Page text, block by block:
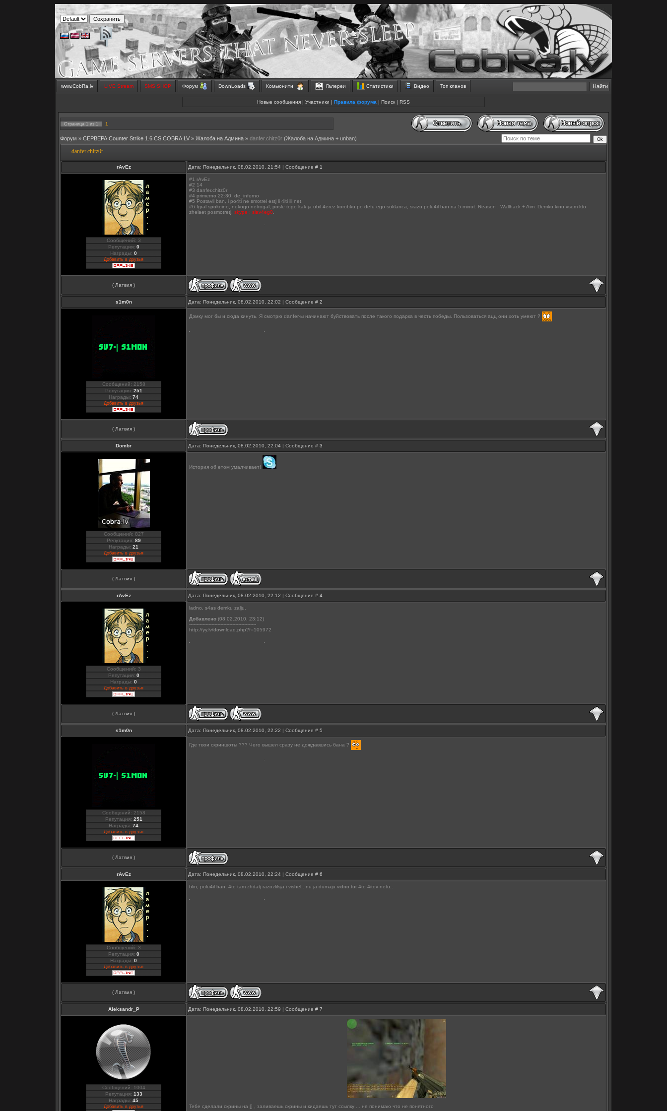
www.CobRa.lv LIVE Stream SMS SHOP Форум DownLoads Комьюнити Галереи Статистики Видео Топ кланов
Новые сообщения | Участники | Правила форума | Поиск | RSS
Страница 1 из 1 1
Форум » СЕРВЕРА Counter Strike 1.6 CS.COBRA.LV » Жалоба на Админа » danfer.chitz0r (Жалоба на Админа + unban)
danfer.chitz0r
rAvEz Дата: Понедельник, 08.02.2010, 21:54 | Сообщение # 1
Сообщений: 3
Репутация: 0
Награды: 0
Добавить в друзья
#1 rAvEz
#2 14
#3 danfer.chitz0r
#4 primerno 22:30, de_inferno
#5 Postavil ban, i po4ti ne smotrel estj li 4iti ili net.
#6 Igral spokoino, nekogo netrogal, posle togo kak ja ubil 4erez korobku po defu ego soklanca, srazu polu4il ban na 5 minut. Reason : Wallhack + Aim. Demku kinu vsem kto
zhelaet posmotretj. skype : slav4eg0.
( Латвия )
s1m0n Дата: Понедельник, 08.02.2010, 22:02 | Сообщение # 2
Сообщений: 2158
Репутация: 251
Награды: 74
Добавить в друзья
Дэмку мог бы и сюда кинуть. Я смотрю danfer-ы начинают буйствовать после такого подарка в честь победы. Пользоваться ацц они хоть умеют ?
( Латвия )
Dombr Дата: Понедельник, 08.02.2010, 22:04 | Сообщение # 3
Сообщений: 827
Репутация: 89
Награды: 21
Добавить в друзья
История об етом умалчивает!
( Латвия )
rAvEz Дата: Понедельник, 08.02.2010, 22:12 | Сообщение # 4
Сообщений: 3
Репутация: 0
Награды: 0
Добавить в друзья
ladno, s4as demku zalju.
Добавлено (08.02.2010, 23:12)
---------------------------------------------
http://yy.lv/download.php?f=105972
( Латвия )
s1m0n Дата: Понедельник, 08.02.2010, 22:22 | Сообщение # 5
Сообщений: 2158
Репутация: 251
Награды: 74
Добавить в друзья
Где твои скриншоты ??? Чего вышел сразу не дождавшись бана ?
( Латвия )
rAvEz Дата: Понедельник, 08.02.2010, 22:24 | Сообщение # 6
Сообщений: 3
Репутация: 0
Награды: 0
Добавить в друзья
blin, polu4il ban, 4to tam zhdatj razozlilsja i vishel.. nu ja dumaju vidno tut 4to 4itov netu..
( Латвия )
Aleksandr_P Дата: Понедельник, 08.02.2010, 22:59 | Сообщение # 7
Сообщений: 1004
Репутация: 133
Награды: 45
Добавить в друзья Тебе сделали скрины на [] , заливаешь скрины и кидаешь тут ссылку ... не понимаю что не понятного